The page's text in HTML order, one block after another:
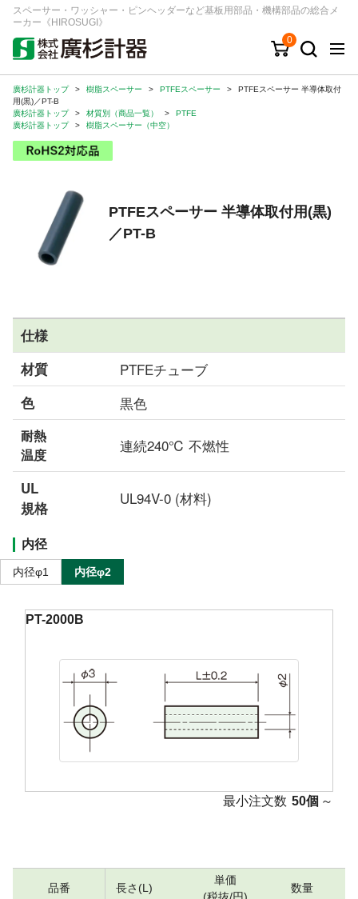
スペーサー・ワッシャー・ピンヘッダーなど基板用部品・機構部品の総合メ
ーカー《HIROSUGI》
0
キーワード 品番/シリーズ
商品カテゴリから探す
ジャンルから探す
ログイン
注文・見積りについて
お問い合わせ窓口
会社情報
廣杉計器トップ > 樹脂スペーサー > PTFEスペーサー >
PTFEスペーサー 半導体取付
用(黒)／PT-B
廣杉計器トップ
> 材質別（商品一覧） >
PTFE
廣杉計器トップ
> 樹脂スペーサー（中空）
PTFEスペーサー 半導体取付用(黒)
／PT-B
仕様
材質
PTFEチューブ
色 黒色
耐熱
温度
連続240℃ 不燃性
UL
規格
UL94V-0 (材料)
内径
内径φ1 内径φ2
PT-2000B
最小注文数 50個 ～
品番 長さ(L)
単価
数量